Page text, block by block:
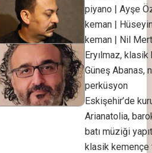
piyano | Ayşe
keman |
keman | Nil
Eryılmaz,
Güneş Abanas,
perküsyon
Eskişehir’de
Arianatolia,
batı müziği
klasik kemençe